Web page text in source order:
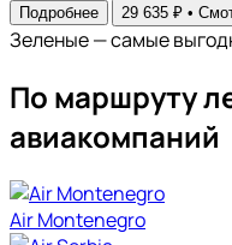
Подробнее 29 635 ₽ •
Зеленые — самые
По маршруту
авиакомпаний
Air Montenegro